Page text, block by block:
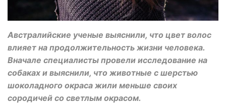
Австралийские ученые выяснили, что цвет волос
влияет на продолжительность жизни человека.
Вначале специалисты провели исследование на
собаках и выяснили, что животные с шерстью
шоколадного окраса жили меньше своих
сородичей со светлым окрасом.